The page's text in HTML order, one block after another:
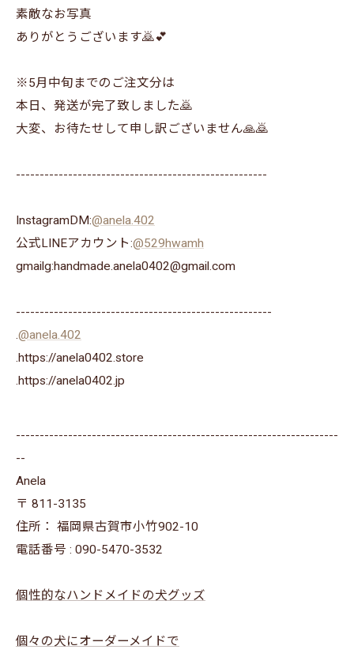
素敵なお写真
ありがとうございます🙇💕
※5月中旬までのご注文分は
本日、発送が完了致しました🙇
大変、お待たせして申し訳ございません🙏🙇
-----------------------------------------------------
InstagramDM:@anela.402
公式LINEアカウント:@529hwamh
gmailg:handmade.anela0402@gmail.com
------------------------------------------------------
.@anela.402
.https://anela0402.store
⁡.https://anela0402.jp⁡⁡
--------------------------------------------------------------------
--
Anela
〒 811-3135
住所： 福岡県古賀市小竹902-10
電話番号 : 090-5470-3532
個性的なハンドメイドの犬グッズ
個々の犬にオーダーメイドで